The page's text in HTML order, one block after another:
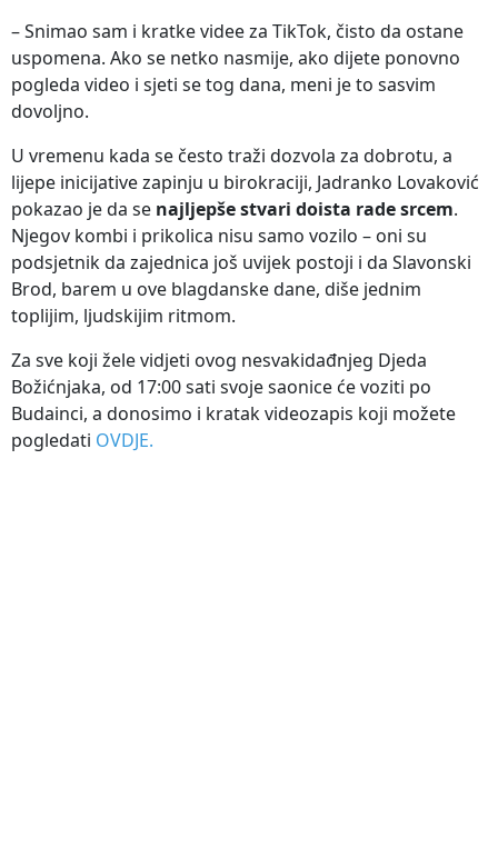
– Snimao sam i kratke videe za TikTok, čisto da ostane
uspomena. Ako se netko nasmije, ako dijete ponovno
pogleda video i sjeti se tog dana, meni je to sasvim
dovoljno.
U vremenu kada se često traži dozvola za dobrotu, a
lijepe inicijative zapinju u birokraciji, Jadranko Lovaković
pokazao je da se najljepše stvari doista rade srcem.
Njegov kombi i prikolica nisu samo vozilo – oni su
podsjetnik da zajednica još uvijek postoji i da Slavonski
Brod, barem u ove blagdanske dane, diše jednim
toplijim, ljudskijim ritmom.
Za sve koji žele vidjeti ovog nesvakidađnjeg Djeda
Božićnjaka, od 17:00 sati svoje saonice će voziti po
Budainci, a donosimo i kratak videozapis koji možete
pogledati OVDJE.